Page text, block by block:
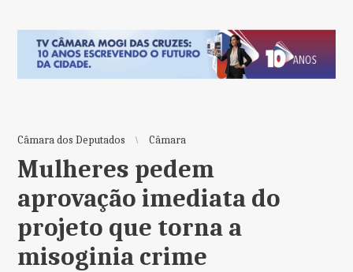
Câmara dos Deputados Câmara
Mulheres pedem
aprovação imediata do
projeto que torna a
misoginia crime